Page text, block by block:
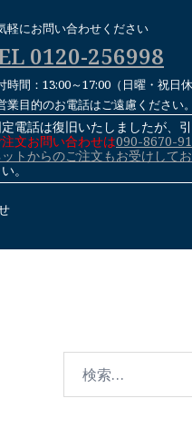
軽にお問い合わせください
0120-256998
時間：13:00～17:00（日曜・祝日休
業目的のお電話はご遠慮ください。
電話は復旧いたしましたが、
文お問い合わせは090-8670-
トからのご注文もお受けしてお
。